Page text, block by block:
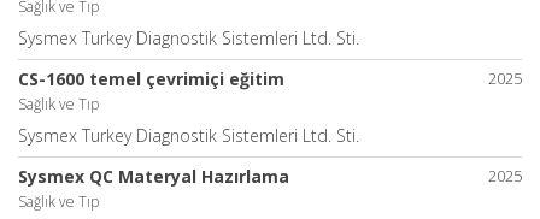
Sağlık ve Tıp
Sysmex Turkey Diagnostik Sistemleri Ltd. Sti.
2025
CS-1600 temel çevrimiçi eğitim
Sağlık ve Tıp
Sysmex Turkey Diagnostik Sistemleri Ltd. Sti.
2025
Sysmex QC Materyal Hazırlama
Sağlık ve Tıp